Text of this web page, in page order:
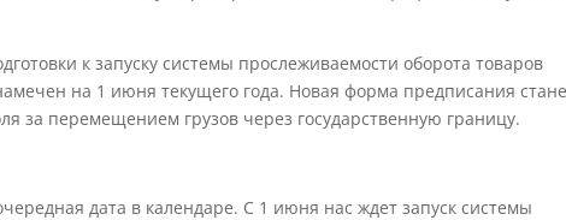
к запуску системы прослеживаемости оборота товаров
на 1 июня текущего года. Новая форма предписания
за перемещением грузов через государственную границу.
дата в календаре. С 1 июня нас ждет запуск системы